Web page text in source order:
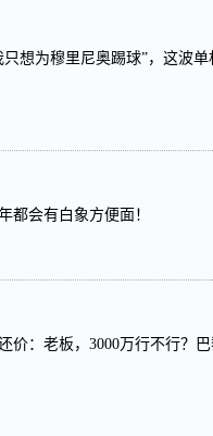
只想为穆里尼奥踢球”，这波
都会有白象方便面！
价：老板，3000万行不行？